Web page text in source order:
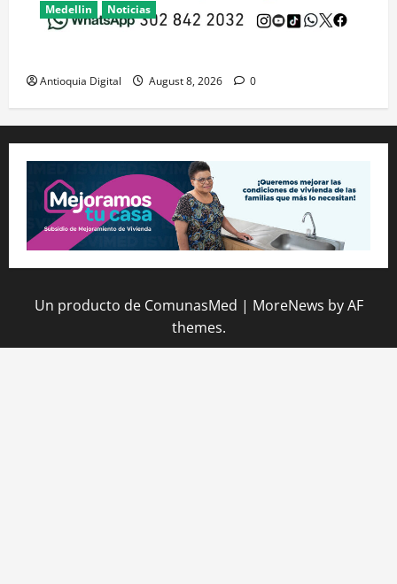
Medellin Noticias
Antioquia Digital August 8, 2026 0
Un producto de ComunasMed | MoreNews by AF
themes.